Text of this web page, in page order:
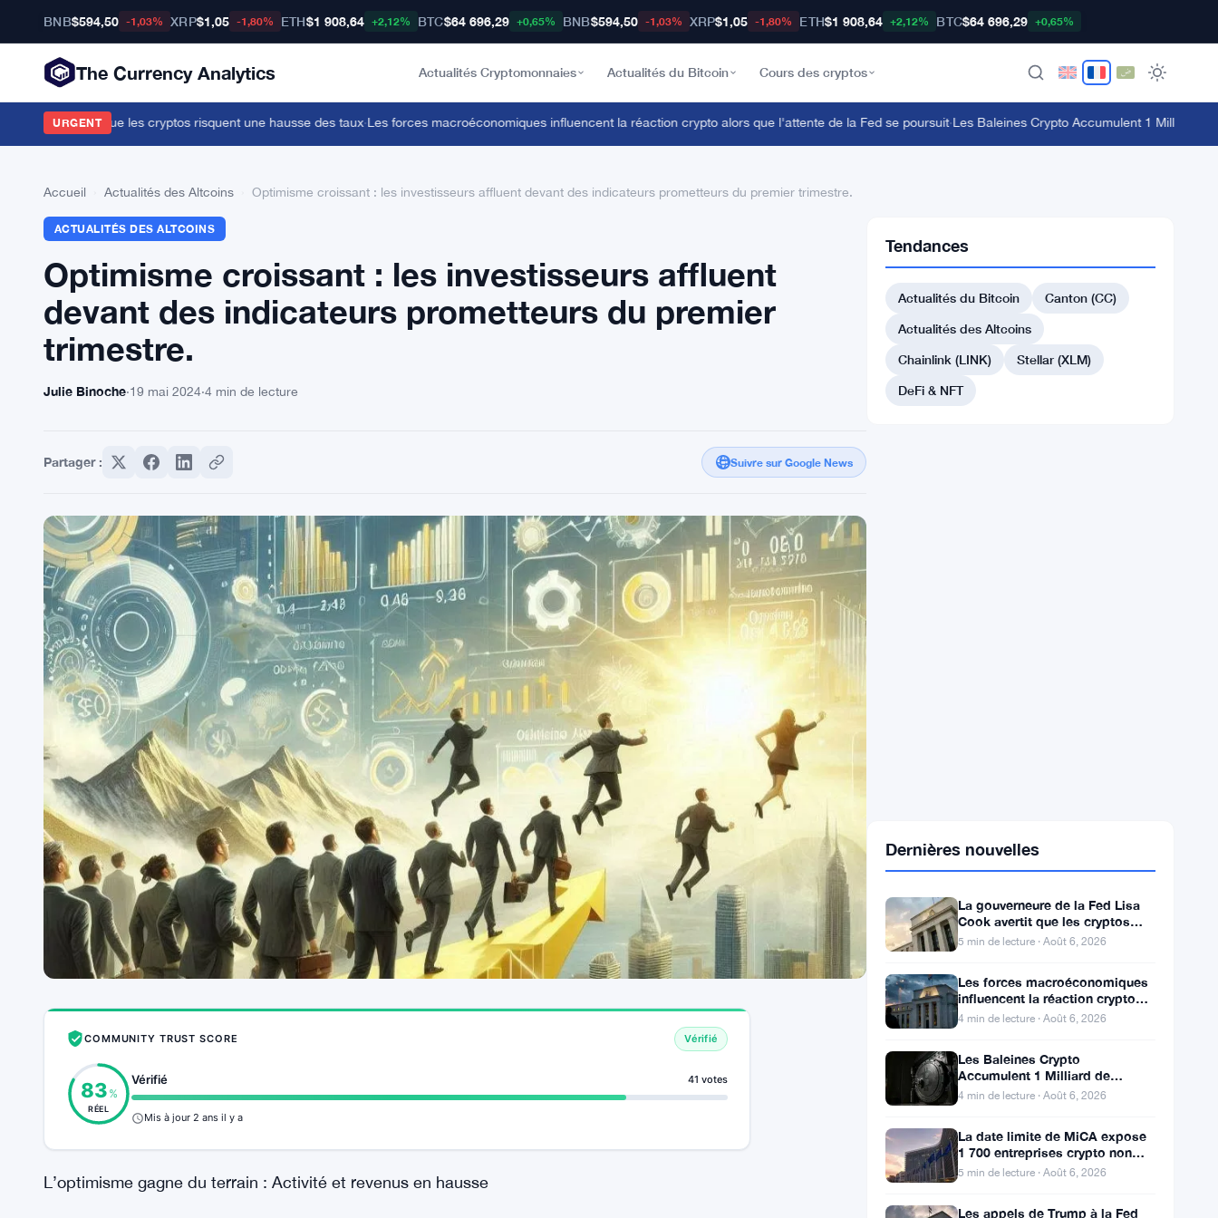
BNB$594,50 -1,03% XRP$1,05 -1,80% ETH$1 908,64 +2,12% BTC$64 696,29 +0,65% BNB$594,50 -1,03% XRP$1,05 -1,80% ETH$1 908,64 +2,12% BTC$64 696,29 +0,65%
The Currency Analytics Actualités Cryptomonnaies Actualités du Bitcoin Cours des cryptos
URGENT
Cook avertit que les cryptos risquent une hausse des taux·Les forces macroéconomiques influencent la réaction crypto alors que l'attente de la Fed se poursuit·Les Baleines Crypto Accumulent 1 Milliard de
Accueil Actualités des Altcoins Optimisme croissant : les investisseurs affluent devant des indicateurs prometteurs du premier trimestre.
ACTUALITÉS DES ALTCOINS
Optimisme croissant : les investisseurs affluent
devant des indicateurs prometteurs du premier
trimestre.
Julie Binoche·19 mai 2024·4 min de lecture
Partager : Suivre sur Google News
COMMUNITY TRUST SCORE Vérifié
83 %
RÉEL
Vérifié 41 votes
Mis à jour 2 ans il y a
L’optimisme gagne du terrain : Activité et revenus en hausse
Tendances
Actualités du Bitcoin
Canton (CC)
Actualités des Altcoins
Chainlink (LINK)
Stellar (XLM)
DeFi & NFT
La gouverneure de la Fed Lisa
risquent une hausse des taux
5 min de lecture · Août 6, 2026
Les forces macroéconomiques
alors que l’attente de la Fed se
4 min de lecture · Août 6, 2026